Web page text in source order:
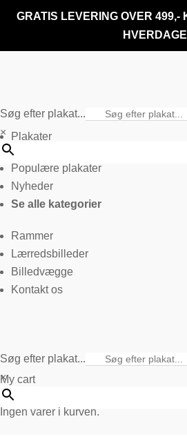
GRATIS LEVERING OVER
HVERDAGE
Søg efter plakat...
× Plakater
Populære plakater
Nyheder
Se alle kategorier
Rammer
Lærredsbilleder
Billedvægge
Kontakt os
Søg efter plakat...
×
My cart
Ingen varer i kurven.